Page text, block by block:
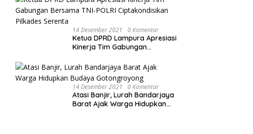
14 Desember 2021 0 Komentar
Ketua DPRD Lampura Apresiasi
Kinerja Tim Gabungan
Ciptakondisikan Pilkades
Serenta
14 Desember 2021 0 Komentar
Atasi Banjir, Lurah Bandarjaya
Barat Ajak Warga Hidupkan